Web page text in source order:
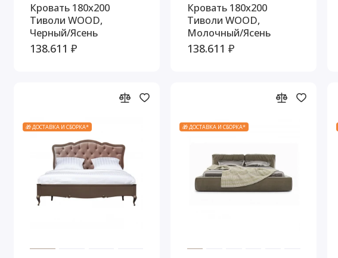
Кровать 180x200
Тиволи WOOD,
Черный/Ясень
138.611 ₽
Кровать 180x200
Тиволи WOOD,
Молочный/Ясень
138.611 ₽
🎁 ДОСТАВКА И СБОРКА* 🎁 ДОСТАВКА И СБОРКА*